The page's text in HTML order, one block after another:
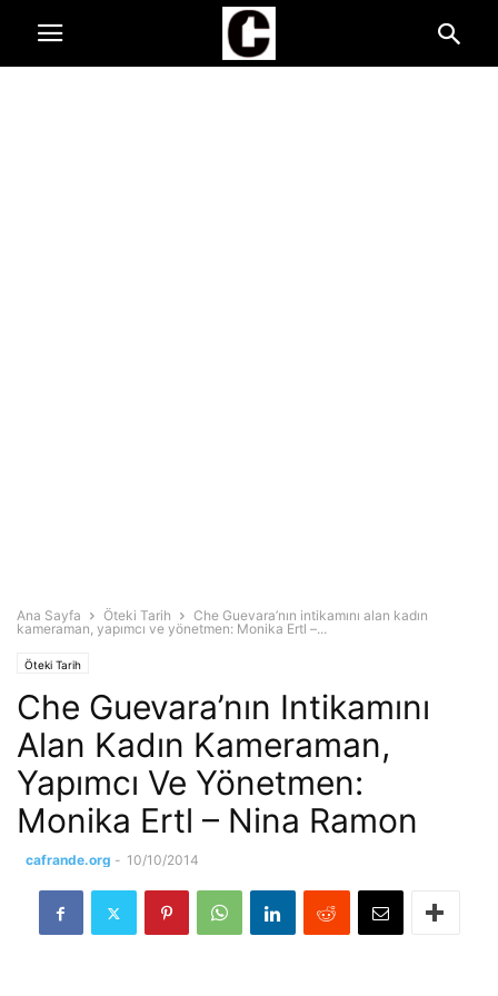
Ana Sayfa Öteki Tarih
Che Guevara’nın intikamını alan kadın
kameraman, yapımcı ve yönetmen: Monika Ertl –...
Öteki Tarih
Che Guevara’nın Intikamını
Alan Kadın Kameraman,
Yapımcı Ve Yönetmen:
Monika Ertl – Nina Ramon
cafrande.org - 10/10/2014